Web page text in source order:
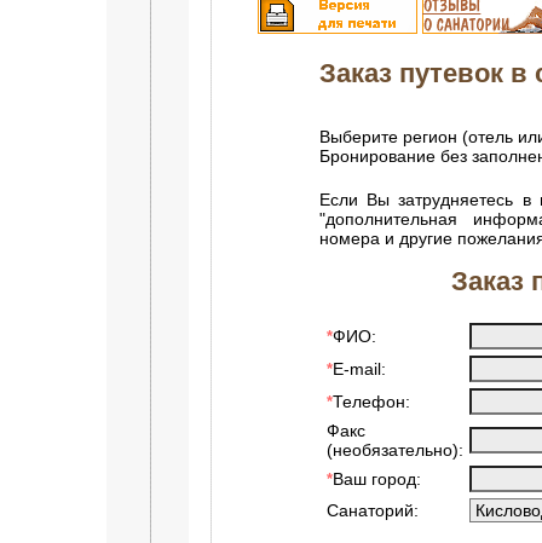
Заказ путевок в
Выберите регион (отель
Бронирование без
Если Вы затрудняетесь
"дополнительная
номера и другие
Заказ
*ФИО:
*E-mail:
*Телефон:
Факс
(необязательно):
*Ваш город:
Санаторий: